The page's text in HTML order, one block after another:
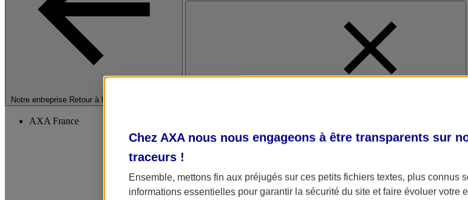
Notre entreprise Retour à la section précédente
AXA France
Chez AXA nous nous engageons à être transparents sur
traceurs !
Ensemble, mettons fin aux préjugés sur ces petits fichiers textes, plus connus
informations essentielles pour garantir la sécurité du site et faire évoluer votre